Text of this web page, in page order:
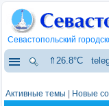
Севастопольский
⇑26.8°C
Активные темы Новые